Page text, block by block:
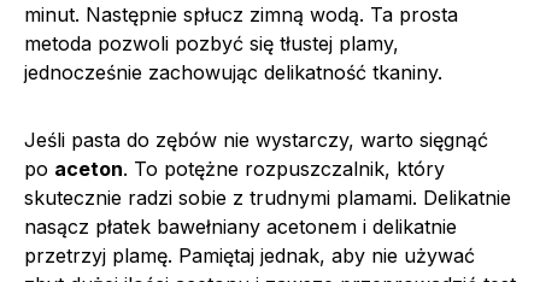
minut. Następnie spłucz zimną wodą. Ta prosta
metoda pozwoli pozbyć się tłustej plamy,
jednocześnie zachowując delikatność tkaniny.
Jeśli pasta do zębów nie wystarczy, warto sięgnąć
po aceton. To potężne rozpuszczalnik, który
skutecznie radzi sobie z trudnymi plamami. Delikatnie
nasącz płatek bawełniany acetonem i delikatnie
przetrzyj plamę. Pamiętaj jednak, aby nie używać